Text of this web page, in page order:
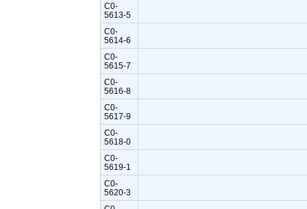
C0-
5613-5
C0-
5614-6
C0-
5615-7
C0-
5616-8
C0-
5617-9
C0-
5618-0
C0-
5619-1
C0-
5620-3